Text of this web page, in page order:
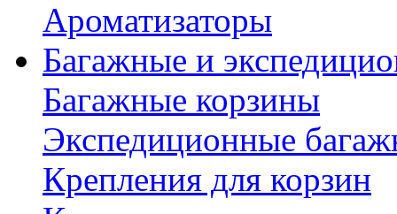
Ароматизаторы
Багажные и
Багажные корзины
Экспедиционные
Крепления для корзин